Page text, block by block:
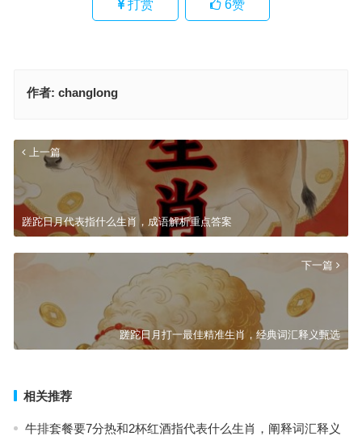
打赏 6赞
作者: changlong
上一篇
蹉跎日月代表指什么生肖，成语解析重点答案
下一篇
蹉跎日月打一最佳精准生肖，经典词汇释义甄选
相关推荐
牛排套餐要7分热和2杯红酒指代表什么生肖，阐释词汇释义